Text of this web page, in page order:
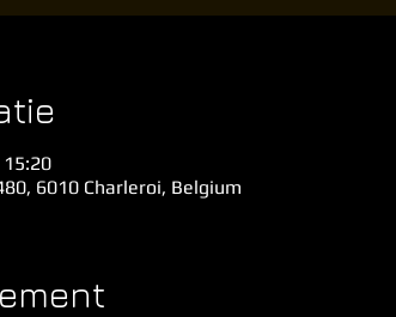
6010 Charleroi, Belgium